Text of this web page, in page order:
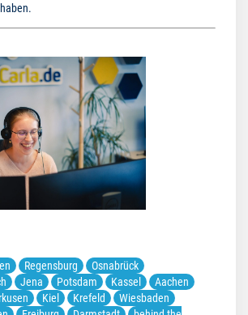
Regensburg
Osnabrück
Jena Potsdam Kassel
Aachen
Kiel Krefeld
Wiesbaden